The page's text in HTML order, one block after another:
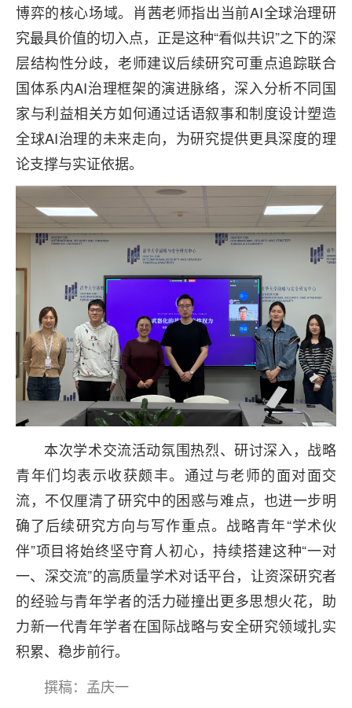
博弈的核心场域。肖茜老师指出当前AI全球治理研
究最具价值的切入点，正是这种“看似共识”之下的深
层结构性分歧，老师建议后续研究可重点追踪联合
国体系内AI治理框架的演进脉络，深入分析不同国
家与利益相关方如何通过话语叙事和制度设计塑造
全球AI治理的未来走向，为研究提供更具深度的理
论支撑与实证依据。
本次学术交流活动氛围热烈、研讨深入，战略
青年们均表示收获颇丰。通过与老师的面对面交
流，不仅厘清了研究中的困惑与难点，也进一步明
确了后续研究方向与写作重点。战略青年“学术伙
伴”项目将始终坚守育人初心，持续搭建这种“一对
一、深交流”的高质量学术对话平台，让资深研究者
的经验与青年学者的活力碰撞出更多思想火花，助
力新一代青年学者在国际战略与安全研究领域扎实
积累、稳步前行。
撰稿：孟庆一